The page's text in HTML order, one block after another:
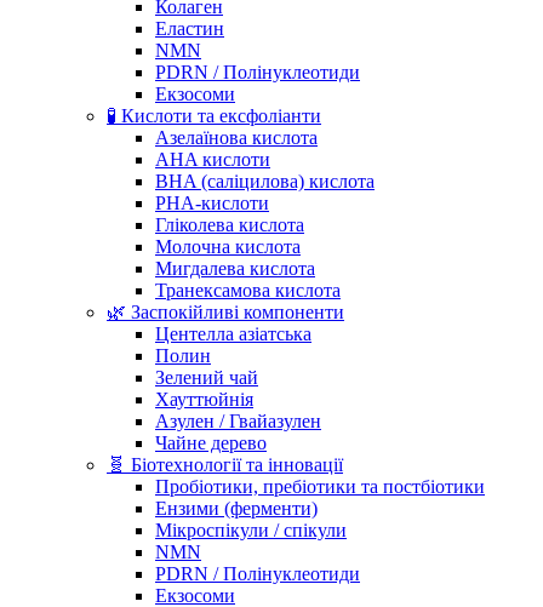
Колаген
Еластин
NMN
PDRN / Полінуклеотиди
Екзосоми
🧪 Кислоти та ексфоліанти
Азелаїнова кислота
AHA кислоти
BHA (саліцилова) кислота
PHA-кислоти
Гліколева кислота
Молочна кислота
Мигдалева кислота
Транексамова кислота
🌿 Заспокійливі компоненти
Центелла азіатська
Полин
Зелений чай
Хауттюйнія
Азулен / Гвайазулен
Чайне дерево
🧬 Біотехнології та інновації
Пробіотики, пребіотики та постбіотики
Ензими (ферменти)
Мікроспікули / спікули
NMN
PDRN / Полінуклеотиди
Екзосоми